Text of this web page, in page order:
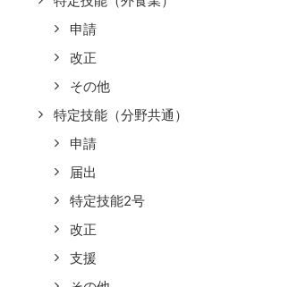
申請
改正
その他
特定技能（分野共通）
申請
届出
特定技能2号
改正
支援